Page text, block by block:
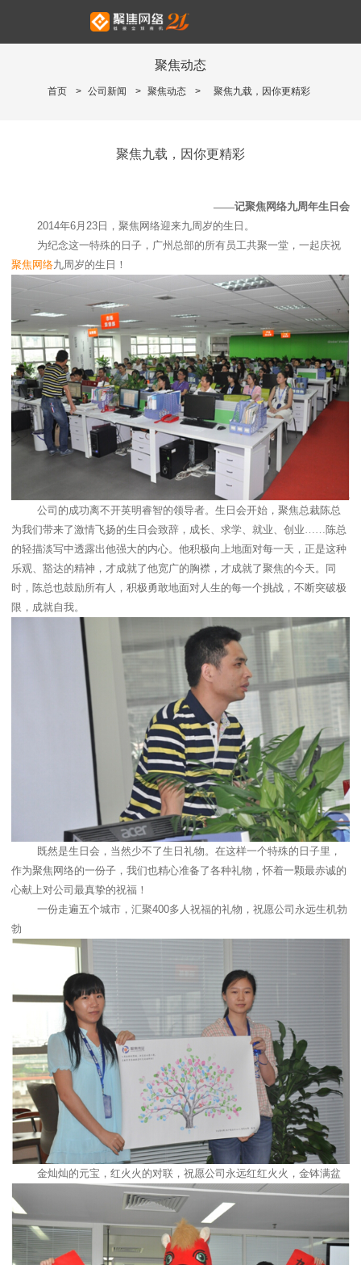
聚焦动态
首页 > 公司新闻 > 聚焦动态 > 聚焦九载，因你更精彩
聚焦九载，因你更精彩
——记聚焦网络九周年生日会
2014年6月 23日，聚焦网络迎来九周岁的生日。
为纪念这一特殊的日子，广州总部的所有员工共聚一堂，一起庆祝
聚焦网络九周岁的生日！
公司的成功离不开英明睿智的领导者。生日会开始，聚焦总裁陈总
为我们带来了激情飞扬的生日会致辞，成长、求学、就业、创业……陈总
的轻描淡写中透露出他强大的内心。他积极向上地面对每一天，正是这种
乐观、豁达的精神，才成就了他宽广的胸襟，才成就了聚焦的今天。同
时，陈总也鼓励所有人，积极勇敢地面对人生的每一个挑战，不断突破极
限，成就自我。
既然是生日会，当然少不了生日礼物。在这样一个特殊的日子里，
作为聚焦网络的一份子，我们也精心准备了各种礼物，怀着一颗最赤诚的
心献上对公司最真挚的祝福！
一份走遍五个城市，汇聚400多人祝福的礼物，祝愿公司永远生机勃
勃
金灿灿的元宝，红火火的对联，祝愿公司永远红红火火，金钵满盆